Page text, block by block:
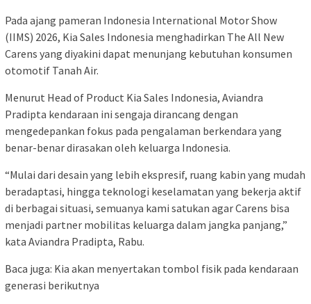
Pada ajang pameran Indonesia International Motor Show
(IIMS) 2026, Kia Sales Indonesia menghadirkan The All New
Carens yang diyakini dapat menunjang kebutuhan konsumen
otomotif Tanah Air.
Menurut Head of Product Kia Sales Indonesia, Aviandra
Pradipta kendaraan ini sengaja dirancang dengan
mengedepankan fokus pada pengalaman berkendara yang
benar-benar dirasakan oleh keluarga Indonesia.
“Mulai dari desain yang lebih ekspresif, ruang kabin yang mudah
beradaptasi, hingga teknologi keselamatan yang bekerja aktif
di berbagai situasi, semuanya kami satukan agar Carens bisa
menjadi partner mobilitas keluarga dalam jangka panjang,”
kata Aviandra Pradipta, Rabu.
Baca juga: Kia akan menyertakan tombol fisik pada kendaraan
generasi berikutnya